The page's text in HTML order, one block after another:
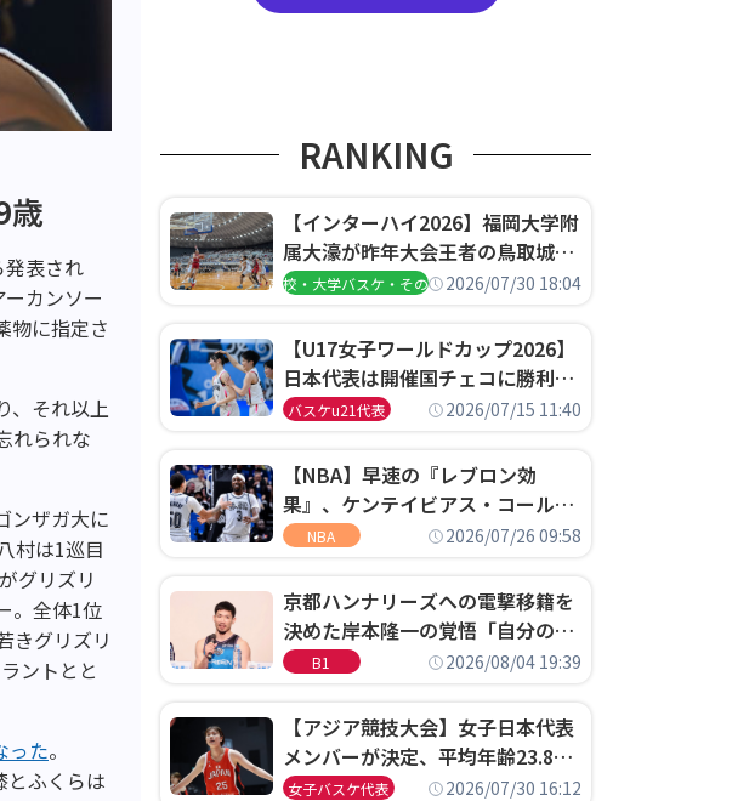
歳
表され
カンソー
物に指定さ
、それ以上
れられな
ンザガ大に
村は1巡目
グリズリ
。全体1位
きグリズリ
ントとと
った。
とふくらは
RANKING
【インターハイ2026】福岡大学附
属大濠が昨年大会王者の鳥取城北
を撃破、大阪薫英女学院は岐阜女
高校・大学バスケ・その他2026/07/30 18:04
【U17女子ワールドカップ2026】
日本代表は開催国チェコに勝利し
て予選グループ3連勝で首位通
決定
バスケu21代表 2026/07/15 11:40
【NBA】早速の『レブロン効
果』、ケンテイビアス・コールド
ウェル・ポープがセブンティシク
NBA 2026/07/26 09:58
京都ハンナリーズへの電撃移籍を
決めた岸本隆一の覚悟「自分のエ
ゴというちっぽけなことのため
B1 2026/08/04 19:39
【アジア競技大会】女子日本代表
メンバーが決定、平均年齢23.8歳
のフレッシュなメンバーが日本開
女子バスケ代表 2026/07/30 16:12